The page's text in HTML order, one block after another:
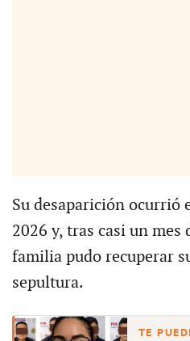
Su desaparición ocurrió
2026 y, tras casi un mes
familia pudo recuperar
sepultura.